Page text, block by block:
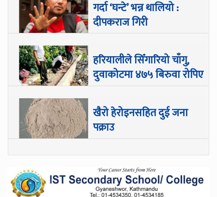
गर्दा ‘घन्टे’ भन्न थालियो :
दीपकराज गिरी
हरियालीले सिँगारियो चाँगु,
दुवाकोटमा ४७५ बिरुवा रोपिए
खैरो हेरोइनसहित दुई जना
पक्राउ